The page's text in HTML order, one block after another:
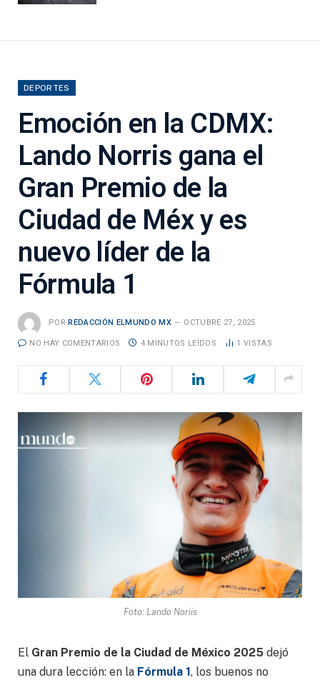
DEPORTES
Emoción en la CDMX:
Lando Norris gana el
Gran Premio de la
Ciudad de Méx y es
nuevo líder de la
Fórmula 1
POR REDACCIÓN ELMUNDO MX OCTUBRE 27, 2025
NO HAY COMENTARIOS 4 MINUTOS LEÍDOS 1 VISTAS
Foto: Lando Noriis
El Gran Premio de la Ciudad de México 2025 dejó
una dura lección: en la Fórmula 1, los buenos no